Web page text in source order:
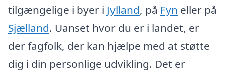
tilgængelige i byer i Jylland, på Fyn eller på
Sjælland. Uanset hvor du er i landet, er
der fagfolk, der kan hjælpe med at støtte
dig i din personlige udvikling. Det er